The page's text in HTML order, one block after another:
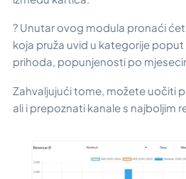
? Unutar ovog modula pronaći
koja pruža uvid u kategorije
prihoda, popunjenosti po
Zahvaljujući tome, možete uočiti
ali i prepoznati kanale s najboljim